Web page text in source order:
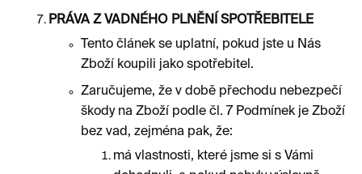
PRÁVA Z VADNÉHO PLNĚNÍ SPOTŘEBITELE
Tento článek se uplatní, pokud jste u Nás
Zboží koupili jako spotřebitel.
Zaručujeme, že v době přechodu nebezpečí
škody na Zboží podle čl. 7 Podmínek je Zboží
bez vad, zejména pak, že:
má vlastnosti, které jsme si s Vámi